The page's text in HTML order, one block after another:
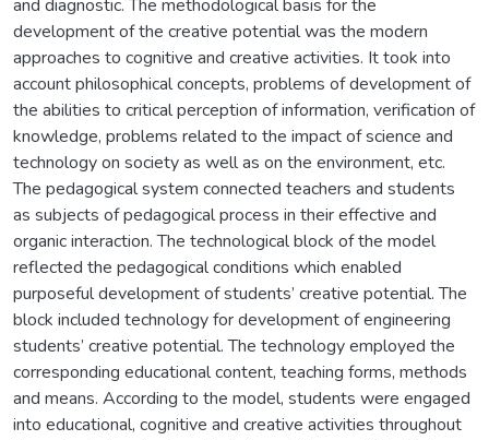
and diagnostic. The methodological basis for the
development of the creative potential was the modern
approaches to cognitive and creative activities. It took into
account philosophical concepts, problems of development of
the abilities to critical perception of information, verification of
knowledge, problems related to the impact of science and
technology on society as well as on the environment, etc.
The pedagogical system connected teachers and students
as subjects of pedagogical process in their effective and
organic interaction. The technological block of the model
reflected the pedagogical conditions which enabled
purposeful development of students’ creative potential. The
block included technology for development of engineering
students’ creative potential. The technology employed the
corresponding educational content, teaching forms, methods
and means. According to the model, students were engaged
into educational, cognitive and creative activities throughout